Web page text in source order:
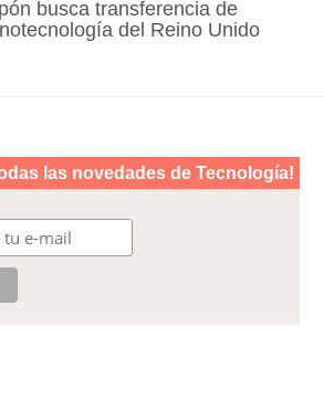
busca transferencia de
del Reino Unido